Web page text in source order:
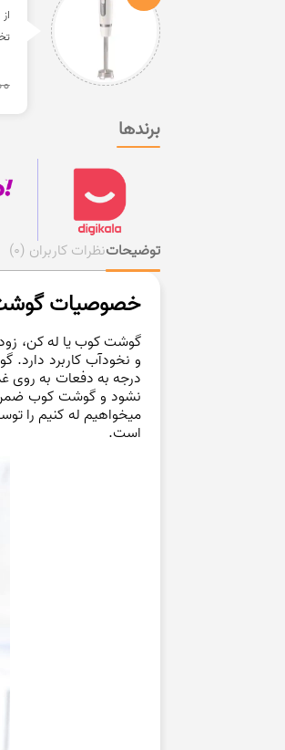
برندها
توضیحاتنظرات کاربران (0)
خصوصیات
گوشت کوب یا له کن،
و نخودآب کاربرد دارد.
درجه به دفعات به روی
نشود و گوشت کوب ضمن
میخواهیم له کنیم را
است.